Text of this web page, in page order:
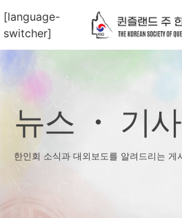
[language-
switcher]
뉴스 ・ 기사
한인회 소식과 대외보도를 알려드리는 게